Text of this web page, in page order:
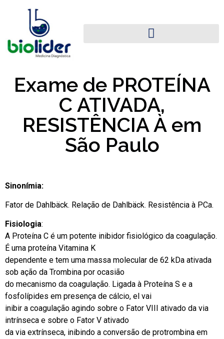
Exame de PROTEÍNA
C ATIVADA,
RESISTÊNCIA À em
São Paulo
Sinonímia:
Fator de Dahlbäck. Relação de Dahlbäck. Resistência à PCa.
Fisiologia:
A Proteína C é um potente inibidor fisiológico da coagulação.
É uma proteína Vitamina K
dependente e tem uma massa molecular de 62 kDa ativada
sob ação da Trombina por ocasião
do mecanismo da coagulação. Ligada à Proteína S e a
fosfolípides em presença de cálcio, el vai
inibir a coagulação agindo sobre o Fator VIII ativado da via
intrínseca e sobre o Fator V ativado
da via extrínseca, inibindo a conversão de protrombina em